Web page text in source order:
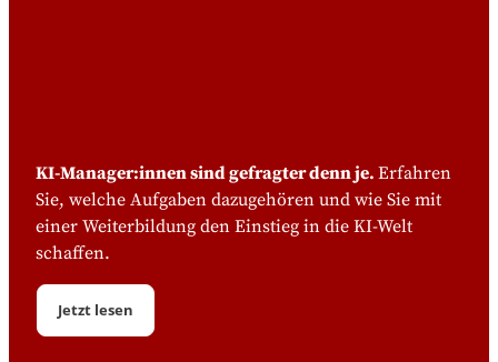
KI-Manager:innen sind gefragter denn je. Erfahren
Sie, welche Aufgaben dazugehören und wie Sie mit
einer Weiterbildung den Einstieg in die KI-Welt
schaffen.
Jetzt lesen